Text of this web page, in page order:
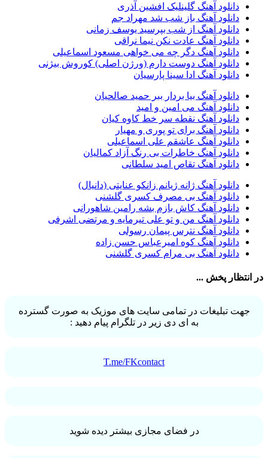
مهدی جهانی39
احمد سعیدی39
امین فیاض39
حامد همایون38
بهنام صفوی38
شادمهر عقیلی37
پیوند36
36
رضا شیری36
علی زند وکیلی35
علی عباسی33
علی زارعی33
علی ارشدی33
سینا شعبانخانی32
سیامک عباسی32
حمید هیراد
32
شهرام شکوهی32
امین رستمی31
احمد صفایی31
یاسر محمودی31
امو بند31
حجت درولی31
سینا سرلک31
مجید رضوی
دانلود آهنگ گلینلیک افشین آذری
دانلود آهنگ باز شب شد مهراد جم
دانلود آهنگ از شب بپرسید یوسف زمانی
دانلود آهنگ عادت نکن نیما نراقی
دانلود آهنگ دگر چه می خواهی مسعود اسماعیلی
دانلود آهنگ دوست دارم (ورژن اصلی) کوروش بیژنی
دانلود آهنگ ادا سینا پارسیان
دانلود آهنگ بیا بردار ببر حمید صالحیان
دانلود آهنگ می امین و امید
دانلود آهنگ نقطه سر خط کاوه کیان
دانلود آهنگ برای تو پوری و مهیار
دانلود آهنگ عاشقم علی اسماعیلی
دانلود آهنگ خاطرات بی رنگ آزاد کمالیان
دانلود آهنگ تقاص امید سلطانی
دانلود آهنگ ژانه ژیانم زانکو عنایتی (دانیال)
دانلود آهنگ بی مصرف کسری گلشنی
دانلود آهنگ کاش بازم بشه رامین شاهورانی
دانلود آهنگ من و تو علی تیرمایه و مرتضی اشرفی
دانلود آهنگ نترس پیمان رسولی
دانلود آهنگ کوه امیرعباس حسن زاده
دانلود آهنگ بی مرام کسری گلشنی
در انتظار پخش ...
جهت تبلیغات در تمامی سایت های موزیک به صورت گسترده
به ای دی زیر در تلگرام پیام دهید :
T.me/FKcontact
در فضای مجازی بیشتر دیده شوید